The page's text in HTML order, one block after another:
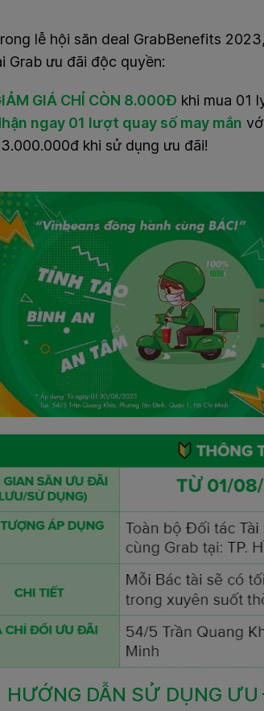
lễ hội săn deal GrabBenefits
Grab ưu đãi độc quyền:
GIÁ CHỈ CÒN 8.000Đ khi mua 01
ngay 01 lượt quay số may mắn
khi sử dụng ưu đãi!
HƯỚNG DẪN SỬ DỤNG